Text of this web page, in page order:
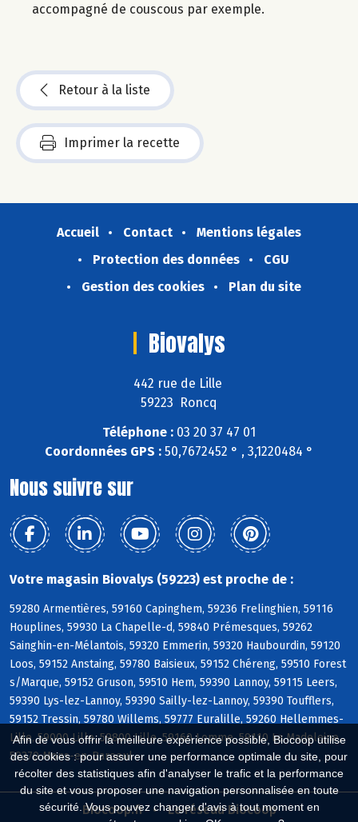
Afin de vous offrir la meilleure expérience possible, Biocoop utilise
des cookies : pour assurer une performance optimale du site, pour
récolter des statistiques afin d'analyser le trafic et la performance
du site et vous proposer une navigation personnalisée en toute
sécurité. Vous pouvez changer d'avis à tout moment en
accompagné de couscous par exemple.
Retour à la liste
Imprimer la recette
Accueil Contact
Mentions légales
Protection des données
CGU
Gestion des cookies
Plan du site
Biovalys
442 rue de Lille
59223 Roncq
Téléphone : 03 20 37 47 01
Coordonnées GPS : 50,7672452 ° , 3,1220484 °
Nous suivre sur
Votre magasin Biovalys (59223) est proche de :
59280 Armentières, 59160 Capinghem, 59236 Frelinghien, 59116
Houplines, 59930 La Chapelle-d, 59840 Prémesques, 59262
Sainghin-en-Mélantois, 59320 Emmerin, 59320 Haubourdin, 59120
Loos, 59152 Anstaing, 59780 Baisieux, 59152 Chéreng, 59510 Forest
s/Marque, 59152 Gruson, 59510 Hem, 59390 Lannoy, 59115 Leers,
59390 Lys-lez-Lannoy, 59390 Sailly-lez-Lannoy, 59390 Toufflers,
59152 Tressin, 59780 Willems, 59777 Euralille, 59260 Hellemmes-
Lille, 59000 Lille, 59800 Lille, 59160 Lomme, 59110 La Madeleine,
59370 Mons-en-Baroeul
Biocoop.fr Le réseau Biocoop